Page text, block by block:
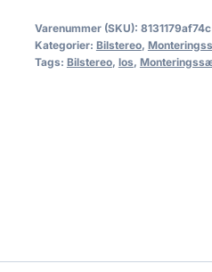
Varenummer (SKU): 8131179af74c
Kategorier: Bilstereo,
Tags: Bilstereo, los,